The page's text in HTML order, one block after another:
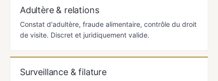
Adultère & relations
Constat d'adultère, fraude alimentaire, contrôle du droit
de visite. Discret et juridiquement valide.
Surveillance & filature